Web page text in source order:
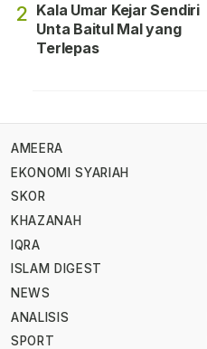
2 Kala Umar Kejar Sendiri
Unta Baitul Mal yang
Terlepas
AMEERA
EKONOMI SYARIAH
SKOR
KHAZANAH
IQRA
ISLAM DIGEST
NEWS
ANALISIS
SPORT